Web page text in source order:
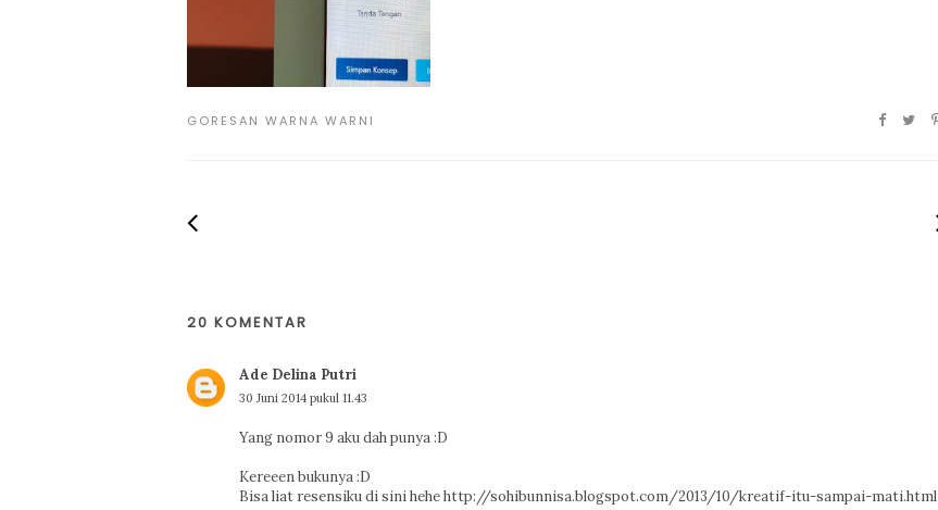
GORESAN WARNA WARNI
20 KOMENTAR
Ade Delina Putri
30 Juni 2014 pukul 11.43
Yang nomor 9 aku dah punya :D
Kereeen bukunya :D
Bisa liat resensiku di sini hehe http://sohibunnisa.blogspot.com/2013/10/kreatif-itu-sampai-mati.html